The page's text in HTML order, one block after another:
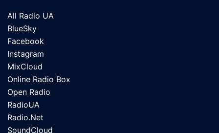
All Radio UA
BlueSky
Facebook
Instagram
MixCloud
Online Radio Box
Open Radio
RadioUA
Radio.Net
SoundCloud